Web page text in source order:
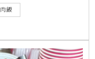
，關鍵在於核心產品
無羶味，並透過蒜蓉
將傳統早餐轉化為具
飯